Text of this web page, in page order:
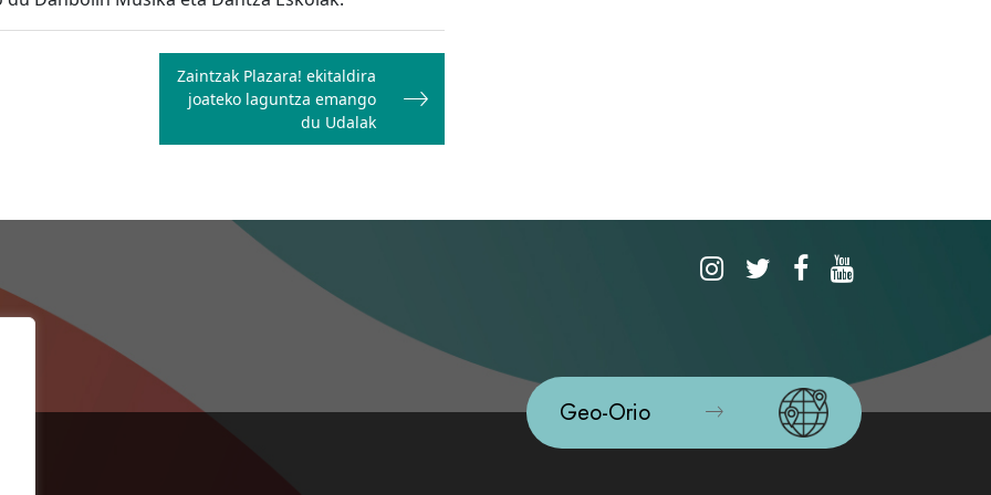
Zaintzak Plazara! ekitaldira
joateko laguntza emango
du Udalak
Geo-Orio